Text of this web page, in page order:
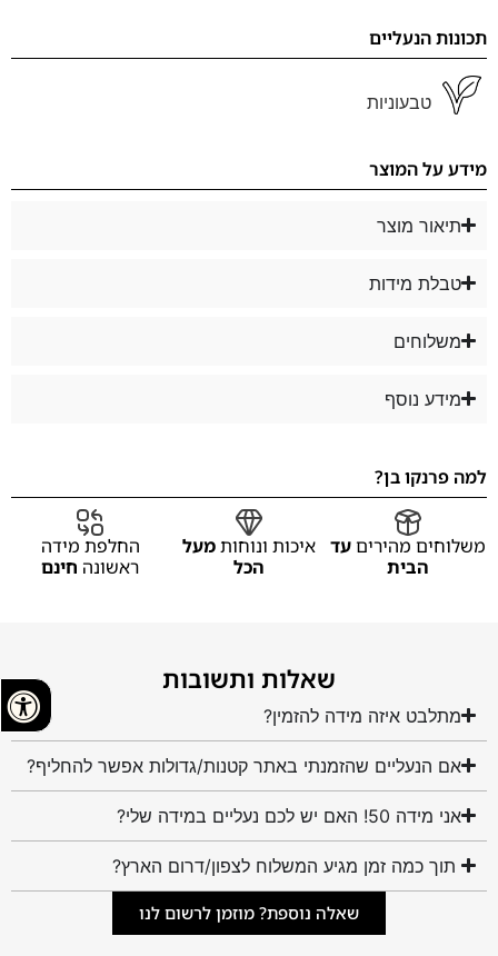
תכונות הנעליים
טבעוניות
מידע על המוצר
תיאור מוצר
טבלת מידות
משלוחים
מידע נוסף
למה פרנקו בן?
משלוחים מהיריםעד
הבית
איכות ונוחותמעל
הכל
החלפת מידה
ראשונה חינם
שאלות ותשובות
מתלבט איזה מידה להזמין?
אם הנעליים שהזמנתי באתר קטנות/גדולות אפשר להחליף?
אני מידה 50! האם יש לכם נעליים במידה שלי?
תוך כמה זמן מגיע המשלוח לצפון/דרום הארץ?
שאלה נוספת? מוזמן לרשום לנו